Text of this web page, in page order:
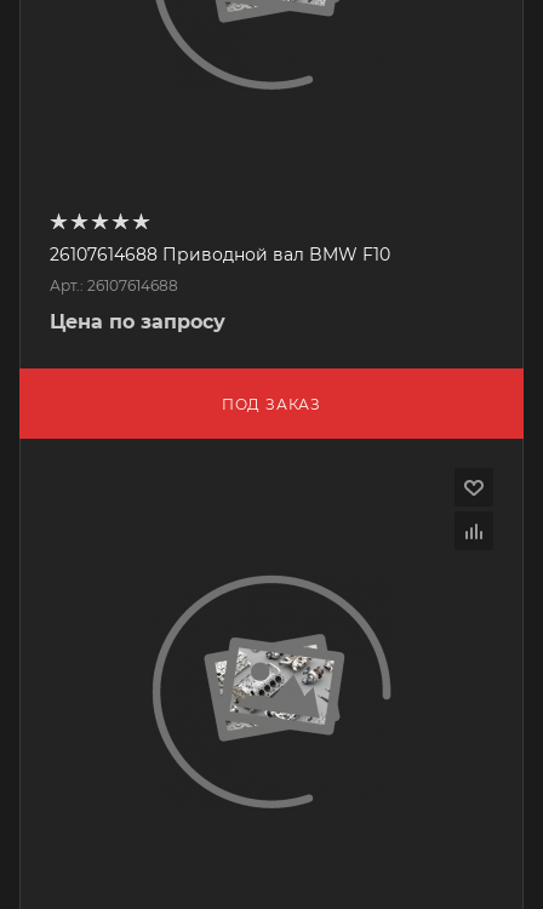
26107614688 Приводной вал BMW F10
Арт.: 26107614688
Цена по запросу
ПОД ЗАКАЗ